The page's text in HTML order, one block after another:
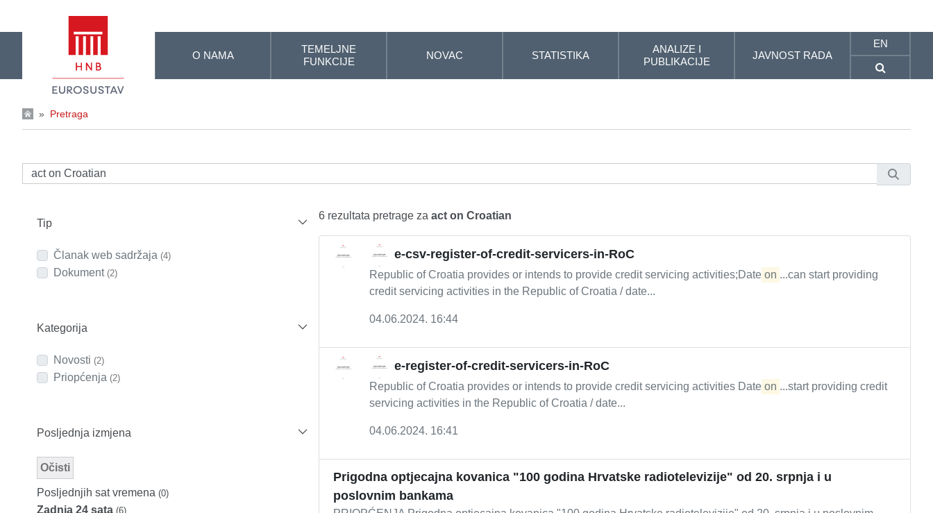
O NAMA
TEMELJNE
FUNKCIJE
NOVAC STATISTIKA
ANALIZE I
PUBLIKACIJE
JAVNOST RADA
EN
» Pretraga
Tip
Članak web sadržaja (4)
Dokument (2)
Kategorija
Novosti (2)
Priopćenja (2)
Posljednja izmjena
Očisti
Posljednjih sat vremena (0)
Zadnja 24 sata (6)
6 rezultata pretrage za act on Croatian
e-csv-register-of-credit-servicers-in-RoC
Republic of Croatia provides or intends to provide credit servicing activities;Date on ...can start providing
credit servicing activities in the Republic of Croatia / date...
04.06.2024. 16:44
e-register-of-credit-servicers-in-RoC
Republic of Croatia provides or intends to provide credit servicing activities Date on ...start providing credit
servicing activities in the Republic of Croatia / date...
04.06.2024. 16:41
Prigodna optjecajna kovanica "100 godina Hrvatske radiotelevizije" od 20. srpnja i u
poslovnim bankama